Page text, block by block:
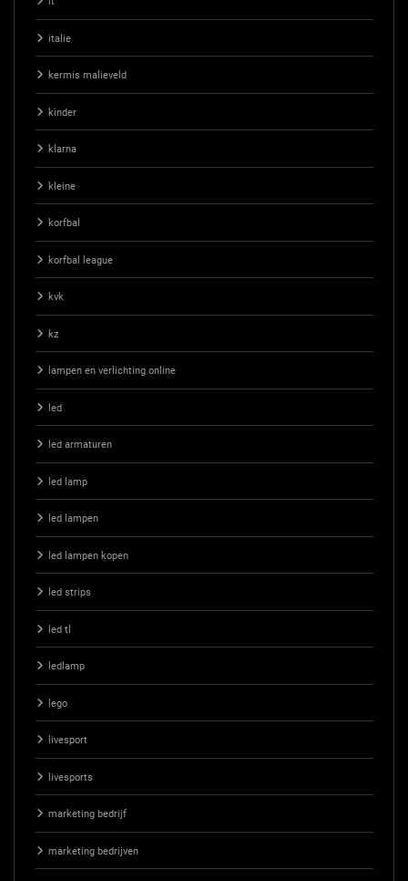
italie
kermis malieveld
kinder
klarna
kleine
korfbal
korfbal league
kvk
kz
lampen en verlichting online
led
led armaturen
led lamp
led lampen
led lampen kopen
led strips
led tl
ledlamp
lego
livesport
livesports
marketing bedrijf
marketing bedrijven